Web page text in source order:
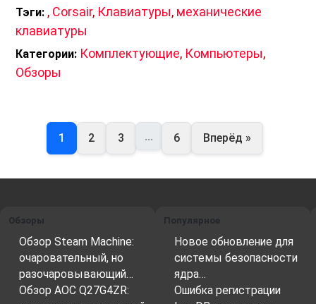
Тэги: , Corsair, Клавиатуры, механические
клавиатуры
Категории: Комплектующие, Компьютеры,
Обзоры
1 2 3 ... 6 Вперёд »
Обзоры
Обзор Steam Machine:
очаровательный, но
разочаровывающий…
Обзор AOC Q27G4ZR:
Популярное
Новое обновление для
системы безопасности
ядра…
Ошибка регистрации